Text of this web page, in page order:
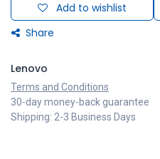
Add to wishlist
Share
Lenovo
Terms and Conditions
30-day money-back guarantee
Shipping: 2-3 Business Days